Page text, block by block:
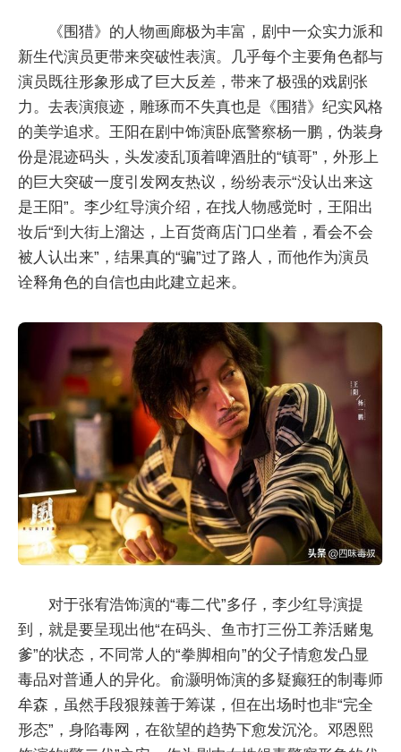
《围猎》的人物画廊极为丰富，剧中一众实力派和
新生代演员更带来突破性表演。几乎每个主要角色都与
演员既往形象形成了巨大反差，带来了极强的戏剧张
力。去表演痕迹，雕琢而不失真也是《围猎》纪实风格
的美学追求。王阳在剧中饰演卧底警察杨一鹏，伪装身
份是混迹码头，头发凌乱顶着啤酒肚的“镇哥”，外形上
的巨大突破一度引发网友热议，纷纷表示“没认出来这
是王阳”。李少红导演介绍，在找人物感觉时，王阳出
妆后“到大街上溜达，上百货商店门口坐着，看会不会
被人认出来”，结果真的“骗”过了路人，而他作为演员
诠释角色的自信也由此建立起来。
对于张宥浩饰演的“毒二代”多仔，李少红导演提
到，就是要呈现出他“在码头、鱼市打三份工养活赌鬼
爹”的状态，不同常人的“拳脚相向”的父子情愈发凸显
毒品对普通人的异化。俞灏明饰演的多疑癫狂的制毒师
牟森，虽然手段狠辣善于筹谋，但在出场时也非“完全
形态”，身陷毒网，在欲望的趋势下愈发沉沦。邓恩熙